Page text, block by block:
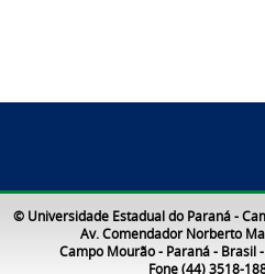
© Universidade Estadual do Paraná -
Av. Comendador Norberto
Campo Mourão - Paraná - Brasil
Fone (44) 3518-